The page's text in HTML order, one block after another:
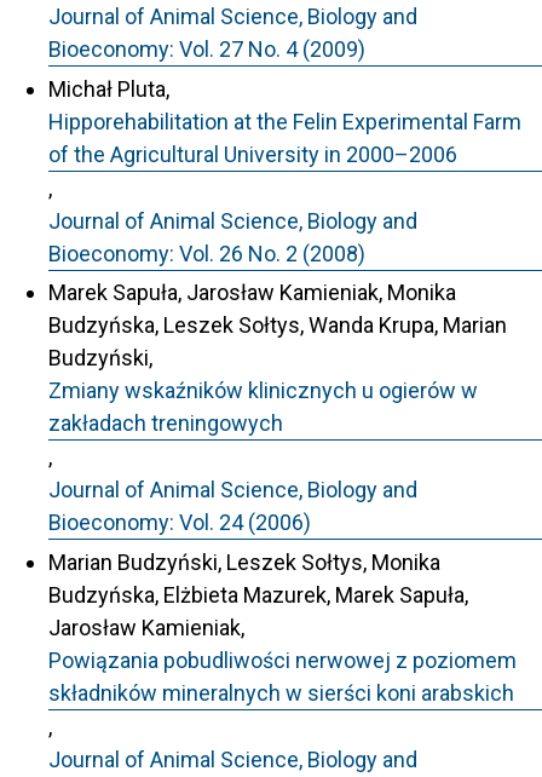
Journal of Animal Science, Biology and
Bioeconomy: Vol. 27 No. 4 (2009)
Michał Pluta,
Hipporehabilitation at the Felin Experimental Farm
of the Agricultural University in 2000–2006
,
Journal of Animal Science, Biology and
Bioeconomy: Vol. 26 No. 2 (2008)
Marek Sapuła, Jarosław Kamieniak, Monika
Budzyńska, Leszek Sołtys, Wanda Krupa, Marian
Budzyński,
Zmiany wskaźników klinicznych u ogierów w
zakładach treningowych
,
Journal of Animal Science, Biology and
Bioeconomy: Vol. 24 (2006)
Marian Budzyński, Leszek Sołtys, Monika
Budzyńska, Elżbieta Mazurek, Marek Sapuła,
Jarosław Kamieniak,
Powiązania pobudliwości nerwowej z poziomem
składników mineralnych w sierści koni arabskich
,
Journal of Animal Science, Biology and